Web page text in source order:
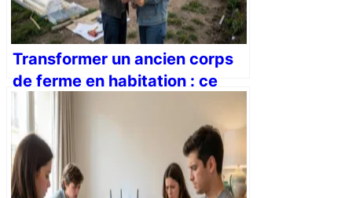
Transformer un ancien corps
de ferme en habitation : ce
que vous devez savoir